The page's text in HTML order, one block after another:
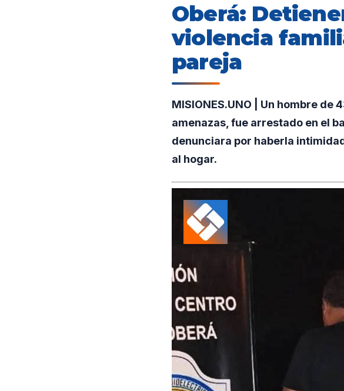
Oberá:
violencia
pareja
MISIONES.UNO | Un hombre
amenazas, fue arrestado en el
denunciara por haberla
al hogar.